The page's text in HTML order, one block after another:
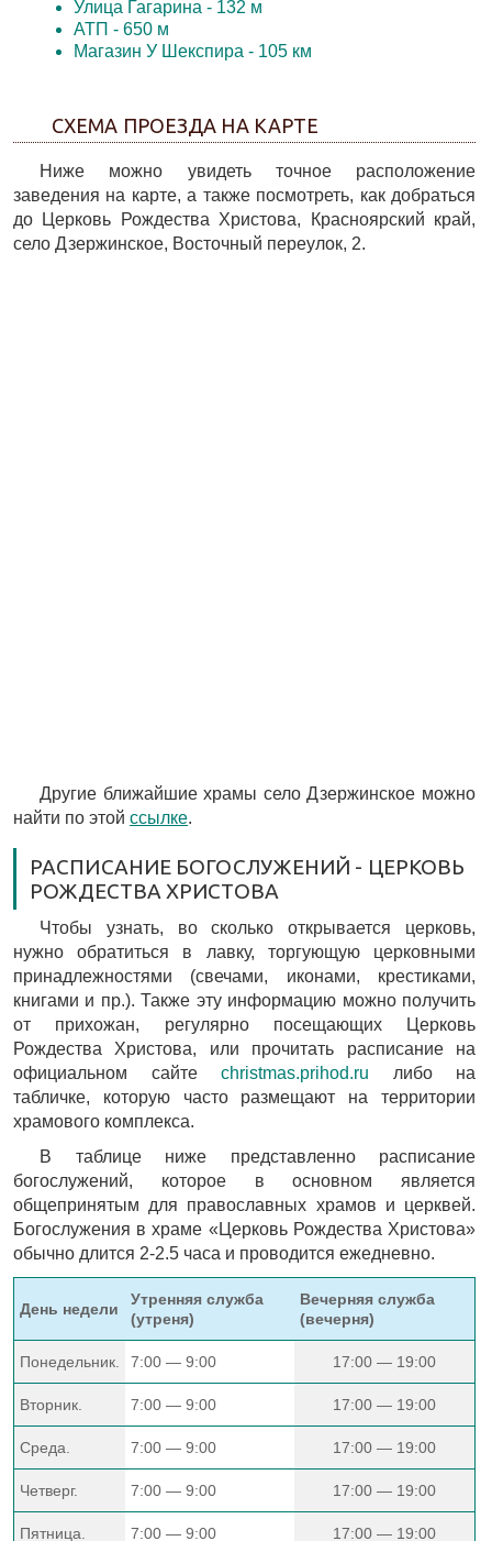
Улица Гагарина - 132 м
АТП - 650 м
Магазин У Шекспира - 105 км
СХЕМА ПРОЕЗДА НА КАРТЕ
Ниже можно увидеть точное расположение
заведения на карте, а также посмотреть, как добраться
до Церковь Рождества Христова, Красноярский край,
село Дзержинское, Восточный переулок, 2.
Другие ближайшие храмы село Дзержинское можно
найти по этой ссылке.
РАСПИСАНИЕ БОГОСЛУЖЕНИЙ - ЦЕРКОВЬ
РОЖДЕСТВА ХРИСТОВА
Чтобы узнать, во сколько открывается церковь,
нужно обратиться в лавку, торгующую церковными
принадлежностями (свечами, иконами, крестиками,
книгами и пр.). Также эту информацию можно получить
от прихожан, регулярно посещающих Церковь
Рождества Христова, или прочитать расписание на
официальном сайте christmas.prihod.ru либо на
табличке, которую часто размещают на территории
храмового комплекса.
В таблице ниже представленно расписание
богослужений, которое в основном является
общепринятым для православных храмов и церквей.
Богослужения в храме «Церковь Рождества Христова»
обычно длится 2-2.5 часа и проводится ежедневно.
День недели
Утренняя служба
(утреня)
Вечерняя служба
(вечерня)
Понедельник. 7:00 — 9:00 17:00 — 19:00
Вторник. 7:00 — 9:00 17:00 — 19:00
Среда. 7:00 — 9:00 17:00 — 19:00
Четверг. 7:00 — 9:00 17:00 — 19:00
Пятница. 7:00 — 9:00 17:00 — 19:00